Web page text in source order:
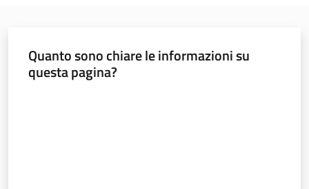
Quanto sono chiare le informazioni su
questa pagina?